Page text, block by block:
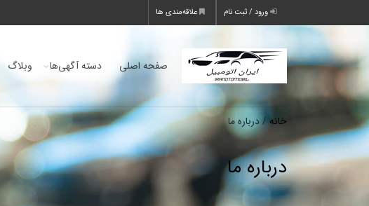
ورود / ثبت نام علاقه‌مندی ها
صفحه اصلی دسته آگهی‌ها وبلاگ
خانه/ درباره ما
درباره ما